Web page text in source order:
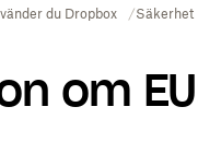
du Dropbox Säkerhet
om